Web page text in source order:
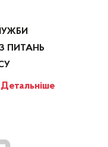
ПИТАНЬ
Детальніше